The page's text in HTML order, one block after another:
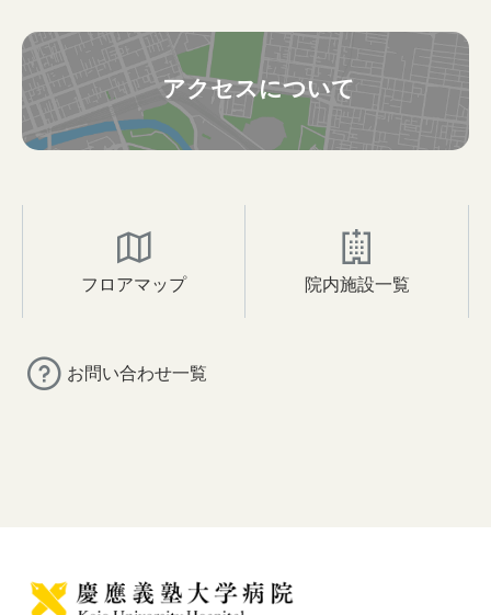
アクセスについて
フロアマップ 院内施設一覧
お問い合わせ一覧